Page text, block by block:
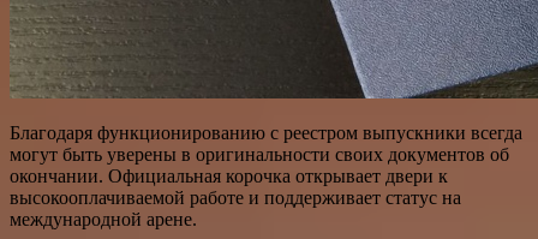
Благодаря функционированию с реестром выпускники всегда
могут быть уверены в оригинальности своих документов об
окончании. Официальная корочка открывает двери к
высокооплачиваемой работе и поддерживает статус на
международной арене.